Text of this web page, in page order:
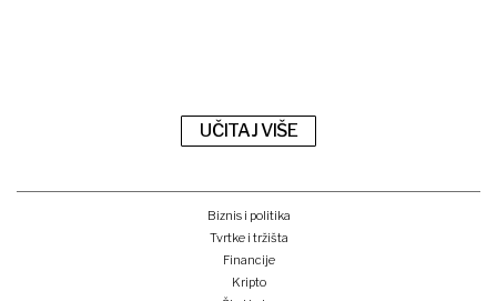
UČITAJ VIŠE
Biznis i politika
Tvrtke i tržišta
Financije
Kripto